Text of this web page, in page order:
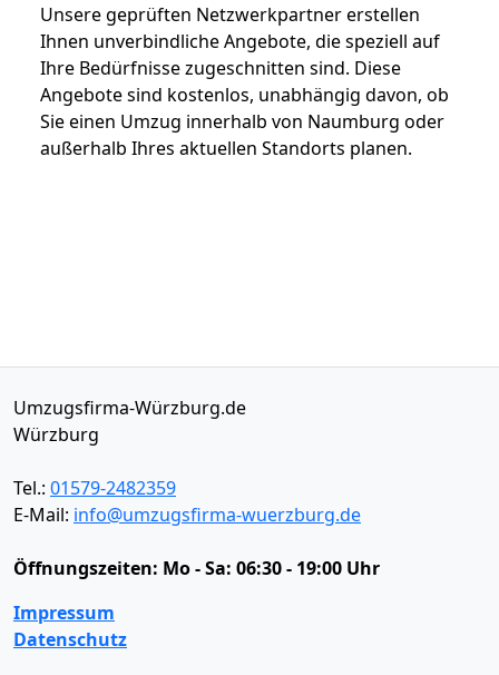
Unsere geprüften Netzwerkpartner erstellen
Ihnen unverbindliche Angebote, die speziell auf
Ihre Bedürfnisse zugeschnitten sind. Diese
Angebote sind kostenlos, unabhängig davon, ob
Sie einen Umzug innerhalb von Naumburg oder
außerhalb Ihres aktuellen Standorts planen.
Umzugsfirma-Würzburg.de
Würzburg
Tel.: 01579-2482359
E-Mail: info@umzugsfirma-wuerzburg.de
Öffnungszeiten: Mo - Sa: 06:30 - 19:00 Uhr
Impressum
Datenschutz